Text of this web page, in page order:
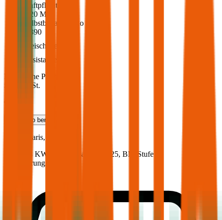
Haftpflicht
€ 20 Mio.
Selbstbehalt Kasko
€ 390
Freischaden
Assistance
Monatliche Prämie
inkl. mVSt.
€ 52,30
Teilkasko berechnen
Yaris, Vollkasko
92 PS/68 KW, hybrid, Baujahr 2025, BM-Stufe
Versicherungsnehmer 30 Jahre